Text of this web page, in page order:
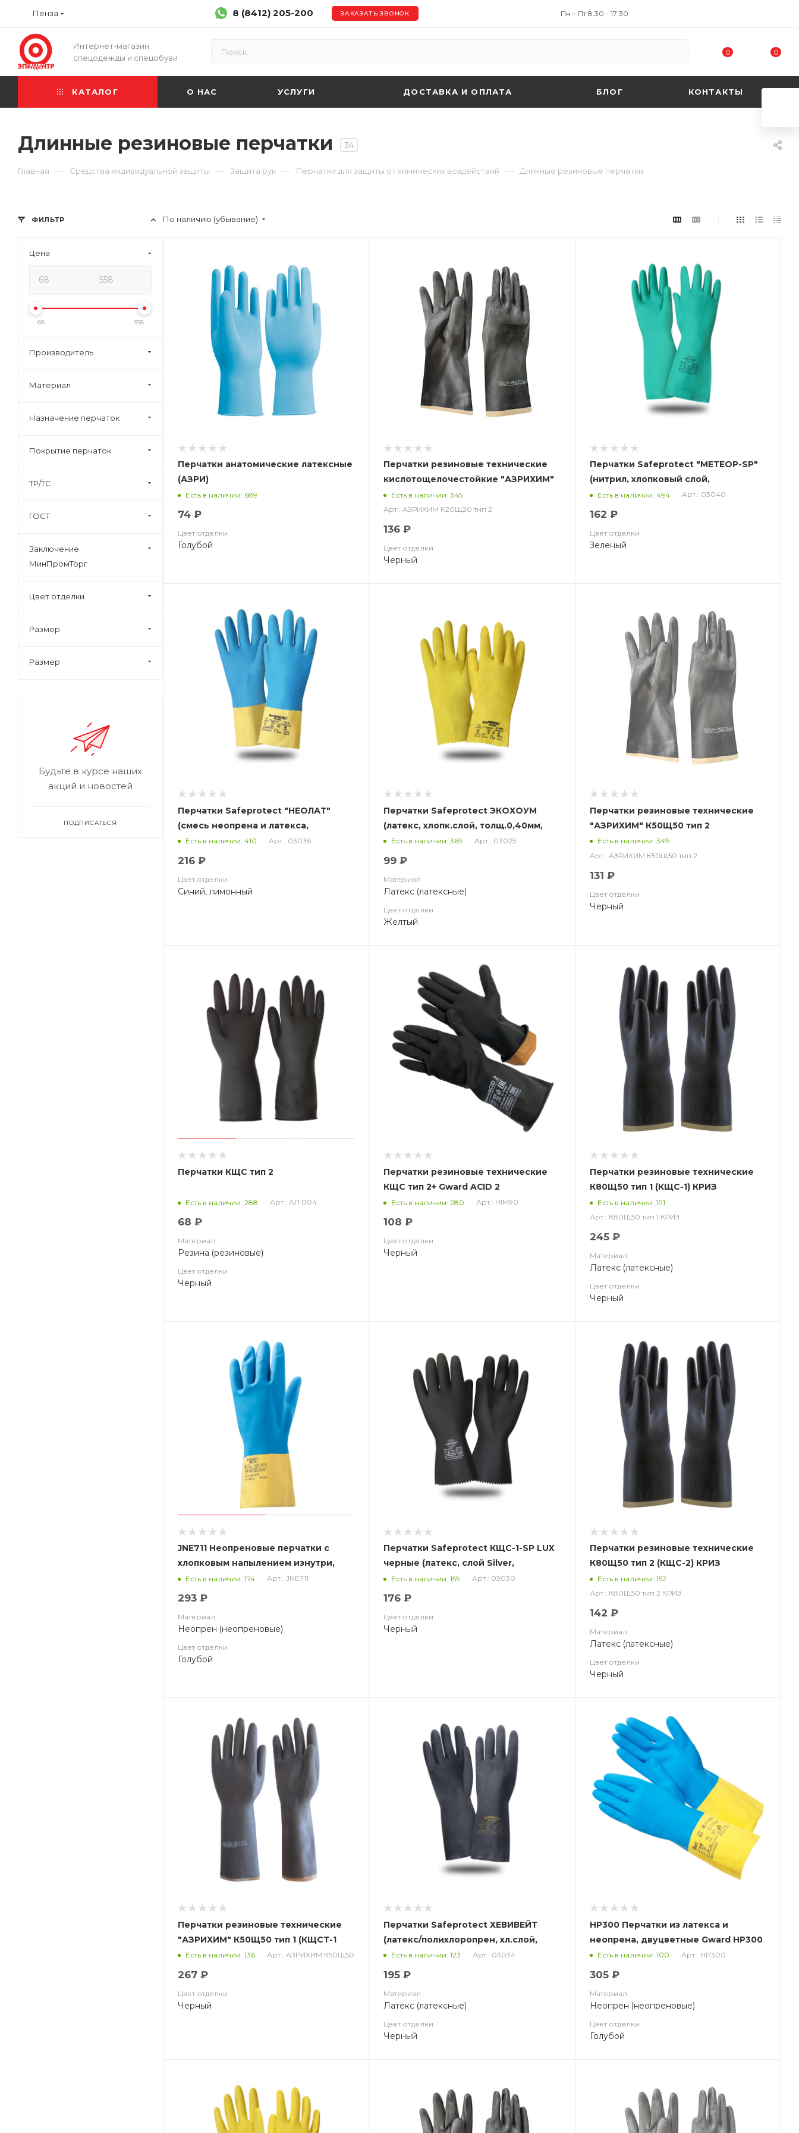
Пенза 8 (8412) 205-200 ЗАКАЗАТЬ ЗВОНОК Пн – Пт 8:30 - 17:30
Интернет-магазин
спецодежды и спецобуви
0 0
КАТАЛОГ О НАС УСЛУГИ ДОСТАВКА И ОПЛАТА БЛОГ КОНТАКТЫ
Длинные резиновые перчатки 34
Главная — Средства индивидуальной защиты — Защита рук — Перчатки для защиты от химических воздействий — Длинные резиновые перчатки
По наличию (убывание)
Перчатки анатомические латексные
(АЗРИ)
Есть в наличии: 689
74 ₽
Цвет отделки
Голубой
Перчатки резиновые технические
кислотощелочестойкие "АЗРИХИМ"
К20Щ20 тип 2 (КЩСТ-2 (АЗРИ)
Есть в наличии: 345
Арт.: АЗРИХИМ К20Щ20 тип 2
136 ₽
Цвет отделки
Черный
Перчатки Safeprotect "МЕТЕОР-SP"
(нитрил, хлопковый слой,
толщ.0,38мм, дл.330мм.)
Есть в наличии: 494 Арт.: 03040
162 ₽
Цвет отделки
Зеленый
Перчатки Safeprotect "НЕОЛАТ"
(смесь неопрена и латекса,
хлопковый слой,
толщ.0,70мм,дл.320мм.)
Есть в наличии: 410 Арт.: 03036
216 ₽
Цвет отделки
Синий, лимонный
Перчатки Safeprotect ЭКОХОУМ
(латекс, хлопк.слой, толщ.0,40мм,
дл.300мм) (х12х144)
Есть в наличии: 369 Арт.: 03025
99 ₽
Материал
Латекс (латексные)
Цвет отделки
Желтый
Перчатки резиновые технические
"АЗРИХИМ" К50Щ50 тип 2
(КЩСТ-2(АЗРИ)
Есть в наличии: 349
Арт.: АЗРИХИМ К50Щ50 тип 2
131 ₽
Цвет отделки
Черный
Перчатки КЩС тип 2
Есть в наличии: 288 Арт.: АЛ 004
68 ₽
Материал
Резина (резиновые)
Цвет отделки
Черный
Перчатки резиновые технические
КЩС тип 2+ Gward ACID 2
Есть в наличии: 280 Арт.: HIM90
108 ₽
Цвет отделки
Черный
Перчатки резиновые технические
К80Щ50 тип 1 (КЩС-1) КРИЗ
Есть в наличии: 191
Арт.: К80Щ50 тип 1 КРИЗ
245 ₽
Материал
Латекс (латексные)
Цвет отделки
Черный
JNE711 Неопреновые перчатки с
хлопковым напылением изнутри,
желто-голубые
Есть в наличии: 174 Арт.: JNE711
293 ₽
Материал
Неопрен (неопреновые)
Цвет отделки
Голубой
Перчатки Safeprotect КЩС-1-SP LUX
черные (латекс, слой Silver,
толщ.0,65мм,дл.300мм) (х12х144)
Есть в наличии: 159 Арт.: 03030
176 ₽
Цвет отделки
Черный
Перчатки резиновые технические
К80Щ50 тип 2 (КЩС-2) КРИЗ
Есть в наличии: 152
Арт.: К80Щ50 тип 2 КРИЗ
142 ₽
Материал
Латекс (латексные)
Цвет отделки
Черный
Перчатки резиновые технические
"АЗРИХИМ" К50Щ50 тип 1 (КЩСТ-1
(АЗРИ)
Есть в наличии: 136 Арт.: АЗРИХИМ К50Щ50
267 ₽
Цвет отделки
Черный
Перчатки Safeprotect ХЕВИВЕЙТ
(латекс/полихлоропрен, хл.слой,
толщ.0,67мм, дл.320мм)
Есть в наличии: 123 Арт.: 03034
195 ₽
Материал
Латекс (латексные)
Цвет отделки
Черный
HP300 Перчатки из латекса и
неопрена, двуцветные Gward HP300
Есть в наличии: 100 Арт.: HP300
305 ₽
Материал
Неопрен (неопреновые)
Цвет отделки
Голубой
ФИЛЬТР
Цена
68 558
Производитель
Материал
Назначение перчаток
Покрытие перчаток
ТР/ТС
ГОСТ
Заключение
МинПромТорг
Цвет отделки
Размер
Размер
Будьте в курсе наших
акций и новостей
ПОДПИСАТЬСЯ